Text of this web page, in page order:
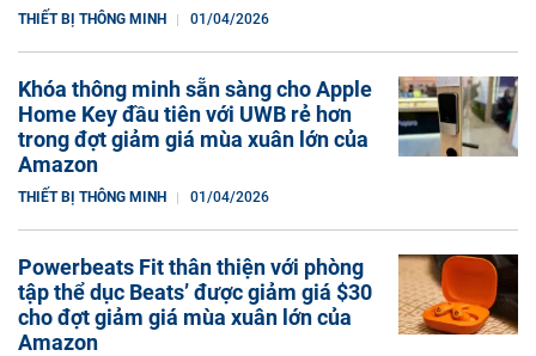
THIẾT BỊ THÔNG MINH 01/04/2026
Khóa thông minh sẵn sàng cho Apple
Home Key đầu tiên với UWB rẻ hơn
trong đợt giảm giá mùa xuân lớn của
Amazon
THIẾT BỊ THÔNG MINH 01/04/2026
Powerbeats Fit thân thiện với phòng
tập thể dục Beats’ được giảm giá $30
cho đợt giảm giá mùa xuân lớn của
Amazon